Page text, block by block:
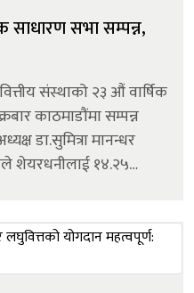
साधारण सभा सम्पन्न,
संस्थाको २३ औं वार्षिक
काठमाडौंमा सम्पन्न
डा.सुमित्रा मानन्धर
शेयरधनीलाई १४.२५